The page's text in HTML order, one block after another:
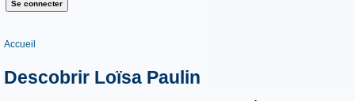
Vous êtes ici
Accueil
Descobrir Loïsa Paulin